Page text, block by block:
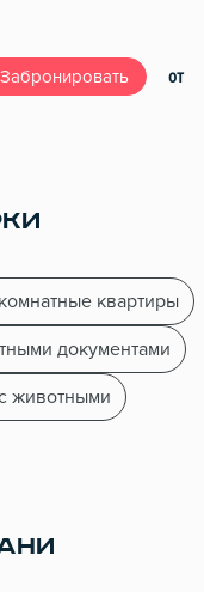
Забронировать от 3
квартиры
документами
животными